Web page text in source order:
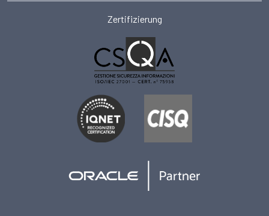
Zertifizierung